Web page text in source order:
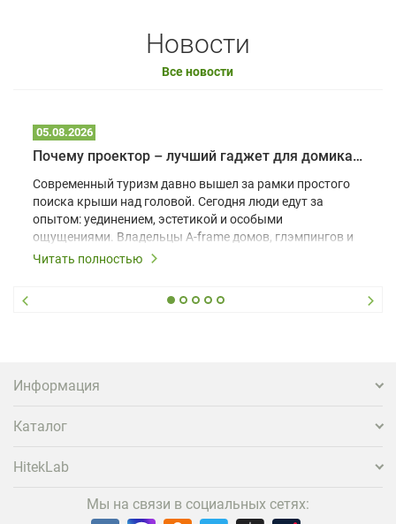
Новости
Все новости
05.08.2026
Почему проектор – лучший гаджет для домика в глэмпинге
Современный туризм давно вышел за рамки простого
поиска крыши над головой. Сегодня люди едут за
опытом: уединением, эстетикой и особыми
ощущениями. Владельцы A-frame домов, глэмпингов и
шале понимают, что конкуренция растет, и
вернуться и поделиться впечатлениями в соцсетях,
проектора.
Читать полностью
Информация
Каталог
HitekLab
Мы на связи в социальных сетях: